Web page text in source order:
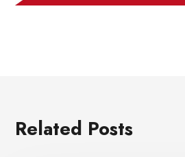
Related Posts